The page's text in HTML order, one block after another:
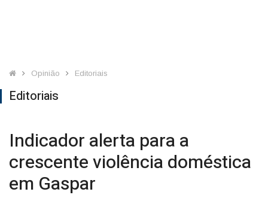
Opinião Editoriais
Editoriais
Indicador alerta para a
crescente violência doméstica
em Gaspar